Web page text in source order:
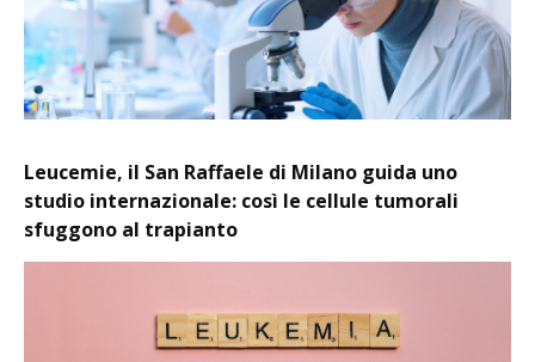
Leucemie, il San Raffaele di Milano guida uno
studio internazionale: così le cellule tumorali
sfuggono al trapianto